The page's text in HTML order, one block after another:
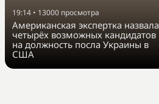
19:14 • 13000 просмотра
Американская экспертка назвала
четырёх возможных кандидатов
на должность посла Украины в
США